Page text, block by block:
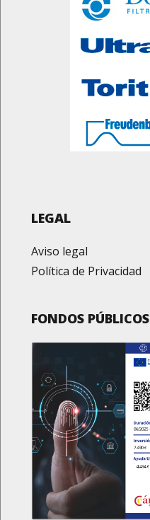
LEGAL
Aviso legal
Política de Privacidad
FONDOS PÚBLICOS